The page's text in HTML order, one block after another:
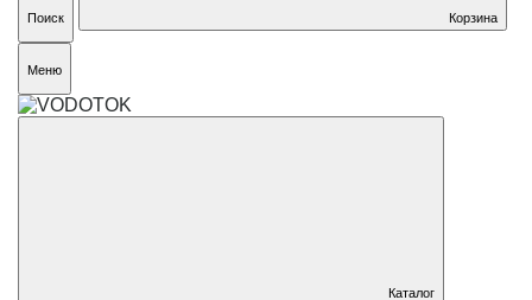
Поиск Корзина
Меню
Каталог